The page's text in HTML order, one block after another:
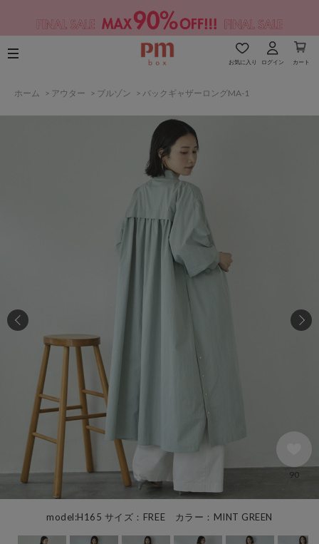
お気に入り ログイン カート
ホーム > アウター > ブルゾン > バックギャザーロングMA-1
model:H165 サイズ：FREE カラー：MINT GREEN
90